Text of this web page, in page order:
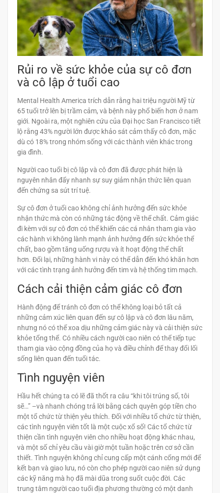
Rủi ro về sức khỏe của sự cô đơn
và cô lập ở tuổi cao
Mental Health America trích dẫn rằng hai triệu người Mỹ từ
65 tuổi trở lên bị trầm cảm, và bệnh này phổ biến hơn ở nam
giới. Ngoài ra, một nghiên cứu của Đại học San Francisco tiết
lộ rằng 43% người lớn được khảo sát cảm thấy cô đơn, mặc
dù có 18% trong nhóm sống với các thành viên khác trong
gia đình.
Người cao tuổi bị cô lập và cô đơn đã được phát hiện là
nguyên nhân đẩy nhanh sự suy giảm nhận thức liên quan
đến chứng sa sút trí tuệ.
Sự cô đơn ở tuổi cao không chỉ ảnh hưởng đến sức khỏe
nhận thức mà còn có những tác động về thể chất. Cảm giác
đi kèm với sự cô đơn có thể khiến các cá nhân tham gia vào
các hành vi không lành mạnh ảnh hưởng đến sức khỏe thể
chất, bao gồm tăng uống rượu và ít hoạt động thể chất
hơn. Đổi lại, những hành vi này có thể dẫn đến khó khăn hơn
với các tình trạng ảnh hưởng đến tim và hệ thống tim mạch.
Cách cải thiện cảm giác cô đơn
Hành động để tránh cô đơn có thể không loại bỏ tất cả
những cảm xúc liên quan đến sự cô lập và cô đơn lâu năm,
nhưng nó có thể xoa dịu những cảm giác này và cải thiện sức
khỏe tổng thể. Có nhiều cách người cao niên có thể tiếp tục
tham gia vào cộng đồng của họ và điều chỉnh để thay đổi lối
sống liên quan đến tuổi tác.
Tình nguyện viên
Hầu hết chúng ta có lẽ đã thốt ra câu “khi tôi trúng số, tôi
sẽ…” –và nhanh chóng trả lời bằng cách quyên góp tiền cho
một tổ chức từ thiện yêu thích. Đối với nhiều tổ chức từ thiện,
các tình nguyện viên tốt là một cuộc xổ số! Các tổ chức từ
thiện cần tình nguyện viên cho nhiều hoạt động khác nhau,
và một số chỉ yêu cầu vài giờ một tuần hoặc trên cơ sở cần
thiết. Tình nguyện không chỉ cung cấp một cánh cổng mới để
kết bạn và giao lưu, nó còn cho phép người cao niên sử dụng
các kỹ năng mà họ đã mài dũa trong suốt cuộc đời. Các
trung tâm người cao tuổi địa phương thường có một danh